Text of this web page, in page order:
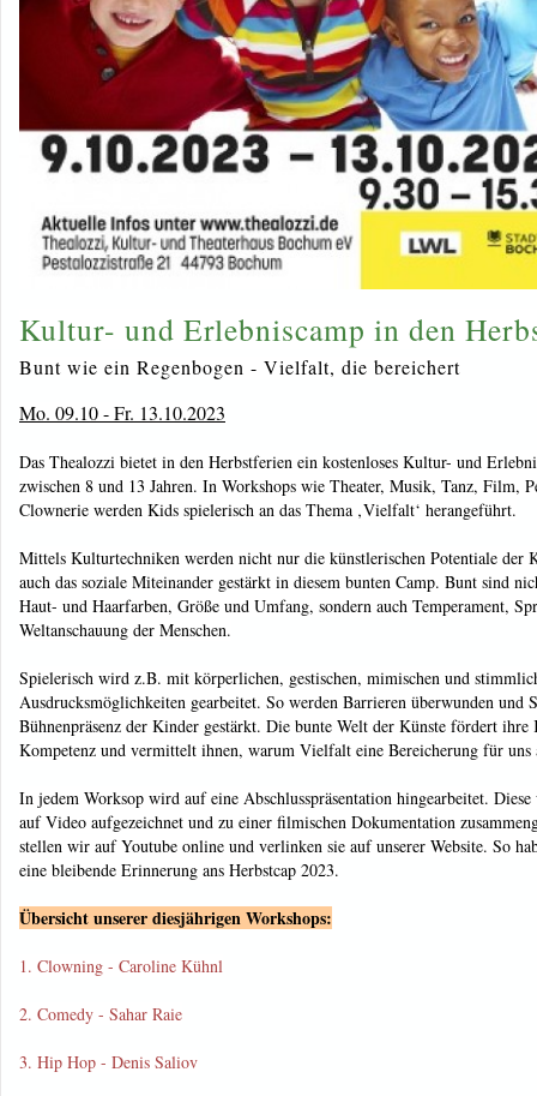
Kultur- und Erlebniscamp in den
Bunt wie ein Regenbogen - Vielfalt, die bereichert
Mo. 09.10 - Fr. 13.10.2023
Das Thealozzi bietet in den Herbstferien ein kostenloses Kultur- und
zwischen 8 und 13 Jahren. In Workshops wie Theater, Musik, Tanz, Film,
Clownerie werden Kids spielerisch an das Thema ‚Vielfalt‘ herangeführt.
Mittels Kulturtechniken werden nicht nur die künstlerischen Potentiale der
auch das soziale Miteinander gestärkt in diesem bunten Camp. Bunt sind
Haut- und Haarfarben, Größe und Umfang, sondern auch Temperament,
Weltanschauung der Menschen.
Spielerisch wird z.B. mit körperlichen, gestischen, mimischen und
Ausdrucksmöglichkeiten gearbeitet. So werden Barrieren überwunden und
Bühnenpräsenz der Kinder gestärkt. Die bunte Welt der Künste fördert
Kompetenz und vermittelt ihnen, warum Vielfalt eine Bereicherung für uns
In jedem Worksop wird auf eine Abschlusspräsentation hingearbeitet.
auf Video aufgezeichnet und zu einer filmischen Dokumentation
stellen wir auf Youtube online und verlinken sie auf unserer Website. So
eine bleibende Erinnerung ans Herbstcap 2023.
Übersicht unserer diesjährigen Workshops:
1. Clowning - Caroline Kühnl
2. Comedy - Sahar Raie
3. Hip Hop - Denis Saliov